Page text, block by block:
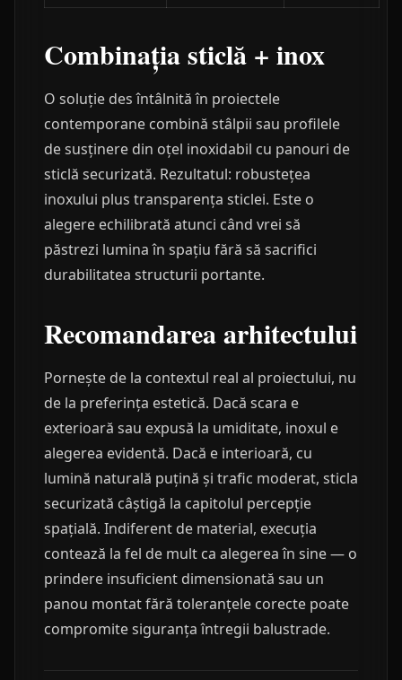
Combinația sticlă + inox
O soluție des întâlnită în proiectele
contemporane combină stâlpii sau profilele
de susținere din oțel inoxidabil cu panouri de
sticlă securizată. Rezultatul: robustețea
inoxului plus transparența sticlei. Este o
alegere echilibrată atunci când vrei să
păstrezi lumina în spațiu fără să sacrifici
durabilitatea structurii portante.
Recomandarea arhitectului
Pornește de la contextul real al proiectului, nu
de la preferința estetică. Dacă scara e
exterioară sau expusă la umiditate, inoxul e
alegerea evidentă. Dacă e interioară, cu
lumină naturală puțină și trafic moderat, sticla
securizată câștigă la capitolul percepție
spațială. Indiferent de material, execuția
contează la fel de mult ca alegerea în sine — o
prindere insuficient dimensionată sau un
panou montat fără toleranțele corecte poate
compromite siguranța întregii balustrade.